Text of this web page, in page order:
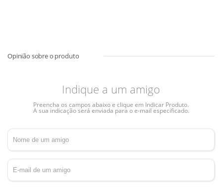
Indique a um amigo
Preencha os campos abaixo e clique em Indicar Produto.
A sua indicação será enviada para o e-mail especificado.